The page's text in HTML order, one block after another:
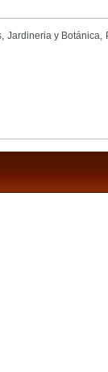
, Jardineria y Botánica,